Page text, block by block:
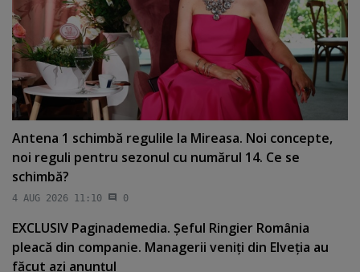
Antena 1 schimbă regulile la Mireasa. Noi concepte,
noi reguli pentru sezonul cu numărul 14. Ce se
schimbă?
4 AUG 2026 11:10 0
EXCLUSIV Paginademedia. Şeful Ringier România
pleacă din companie. Managerii veniţi din Elveţia au
făcut azi anunţul